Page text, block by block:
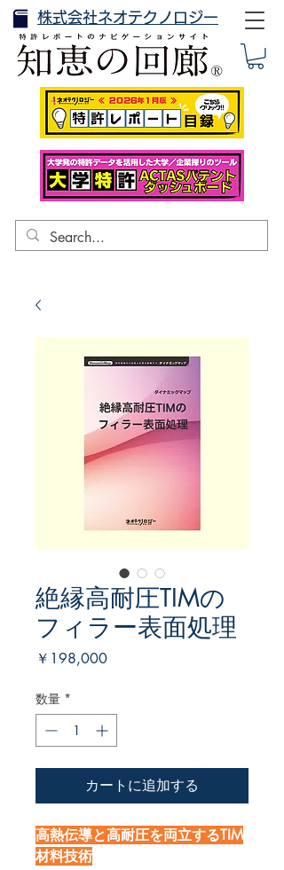
株式会社ネオテクノロジー
絶縁高耐圧TIMの
フィラー表面処理
￥198,000価
数量 *
カートに追加する
高熱伝導と高耐圧を両立するTIM
材料技術